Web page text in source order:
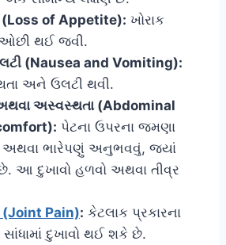
of Appetite): ખોરાક
ઓછી થઈ જવી.
(Nausea and Vomiting):
અને ઉલટી થવી.
અથવા અસ્વસ્થતા (Abdominal
પેટના ઉપરના જમણા
અથવા ભારેપણું અનુભવવું, જ્યાં
દુખાવો હળવો અથવા તીવ્ર
(Joint Pain): કેટલાક પ્રકારના
સાંધામાં દુખાવો થઈ શકે છે.